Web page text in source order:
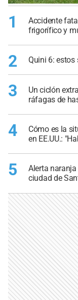
1
Accidente
frigorífico y
2 Quini 6:
3
Un ciclón
ráfagas de
4
Cómo es la
en EE.UU.:
5
Alerta
ciudad de